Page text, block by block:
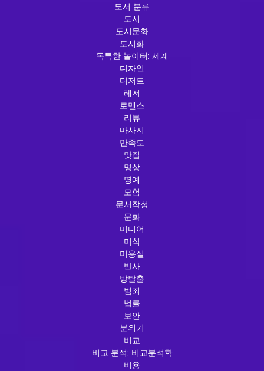
도서 분류
도시
도시문화
도시화
독특한 놀이터: 세계
디자인
디저트
레저
로맨스
리뷰
마사지
만족도
맛집
명상
명예
모험
문서작성
문화
미디어
미식
미용실
반사
방탈출
범죄
법률
보안
분위기
비교
비교 분석: 비교분석학
비용